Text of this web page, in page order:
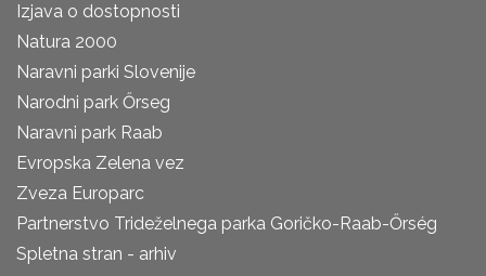
Izjava o dostopnosti
Natura 2000
Naravni parki Slovenije
Narodni park Őrseg
Naravni park Raab
Evropska Zelena vez
Zveza Europarc
Partnerstvo Trideželnega parka Goričko-Raab-Őrség
Spletna stran - arhiv